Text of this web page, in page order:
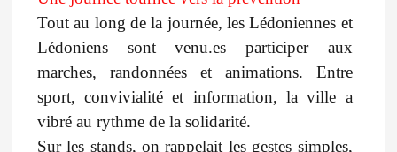
Tout au long de la journée, les Lédoniennes et
Lédoniens sont venu.es participer aux
marches, randonnées et animations. Entre
sport, convivialité et information, la ville a
vibré au rythme de la solidarité.
Sur les stands, on rappelait les gestes simples,